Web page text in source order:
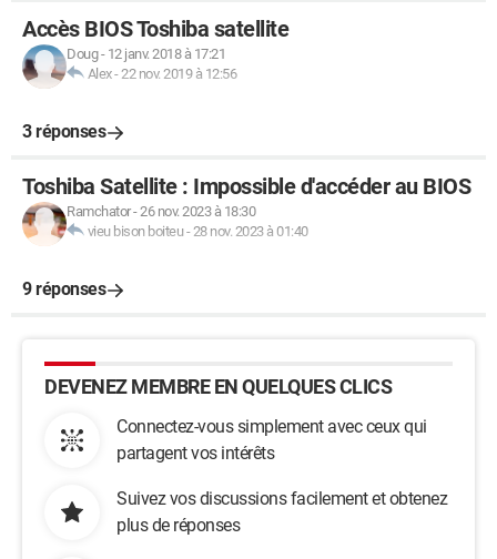
Accès BIOS Toshiba satellite
Doug- 12 janv. 2018 à 17:21
Alex-22 nov. 2019 à 12:56
3 réponses
Toshiba Satellite : Impossible d'accéder au BIOS
Ramchator-26 nov. 2023 à 18:30
vieu bison boiteu-28 nov. 2023 à 01:40
9 réponses
DEVENEZ MEMBRE EN QUELQUES CLICS
Connectez-vous simplement avec ceux qui
partagent vos intérêts
Suivez vos discussions facilement et obtenez
plus de réponses